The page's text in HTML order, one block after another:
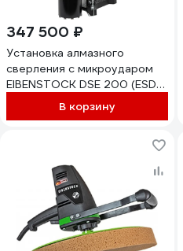
347 500 ₽
Установка алмазного
сверления с микроударом
EIBENSTOCK DSE 200 (ESD
200 + BST 250) 0352Y000
В корзину